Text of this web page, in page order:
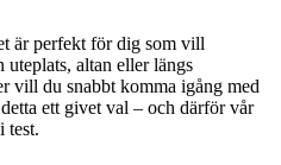
är perfekt för dig som vill
altan eller längs
vill du snabbt komma igång med
ett givet val – och därför vår
test.